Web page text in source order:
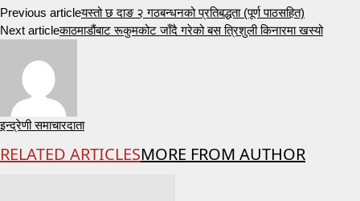
Previous articleयस्तो छ दाङ २ गठबन्धनको प्रतिबद्धता (पूर्ण पाठसहित)
Next articleकाठमाडौंबाट रूकुमकोट जाँदै गरेको बस त्रिशुली किनारमा खस्यो
इन्द्रेणी समाचारदाता
RELATED ARTICLESMORE FROM AUTHOR